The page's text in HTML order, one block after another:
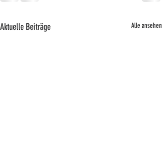
Aktuelle Beiträge Alle ansehen